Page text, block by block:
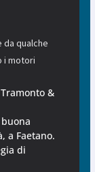
da qualche
i motori
&
a Faetano.
di